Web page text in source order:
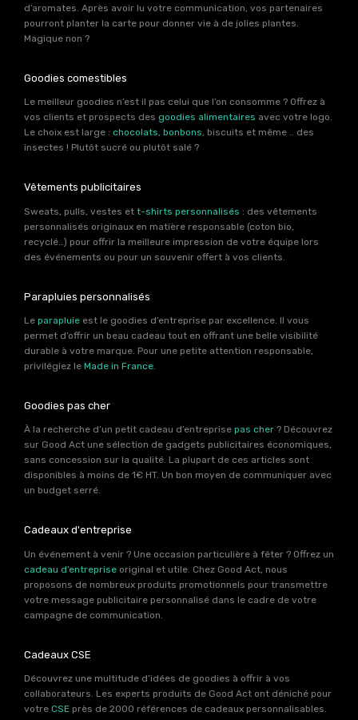
d’aromates. Après avoir lu votre communication, vos partenaires
pourront planter la carte pour donner vie à de jolies plantes.
Magique non ?
Goodies comestibles
Le meilleur goodies n’est il pas celui que l’on consomme ? Offrez à
vos clients et prospects des goodies alimentaires avec votre logo.
Le choix est large : chocolats, bonbons, biscuits et même .. des
insectes ! Plutôt sucré ou plutôt salé ?
Vêtements publicitaires
Sweats, pulls, vestes et t-shirts personnalisés : des vêtements
personnalisés originaux en matière responsable (coton bio,
recyclé…) pour offrir la meilleure impression de votre équipe lors
des événements ou pour un souvenir offert à vos clients.
Parapluies personnalisés
Le parapluie est le goodies d’entreprise par excellence. Il vous
permet d’offrir un beau cadeau tout en offrant une belle visibilité
durable à votre marque. Pour une petite attention responsable,
privilégiez le Made in France.
Goodies pas cher
À la recherche d’un petit cadeau d’entreprise pas cher ? Découvrez
sur Good Act une sélection de gadgets publicitaires économiques,
sans concession sur la qualité. La plupart de ces articles sont
disponibles à moins de 1€ HT. Un bon moyen de communiquer avec
un budget serré.
Cadeaux d'entreprise
Un événement à venir ? Une occasion particulière à fêter ? Offrez un
cadeau d’entreprise original et utile. Chez Good Act, nous
proposons de nombreux produits promotionnels pour transmettre
votre message publicitaire personnalisé dans le cadre de votre
campagne de communication.
Cadeaux CSE
Découvrez une multitude d’idées de goodies à offrir à vos
collaborateurs. Les experts produits de Good Act ont déniché pour
votre CSE près de 2000 références de cadeaux personnalisables.